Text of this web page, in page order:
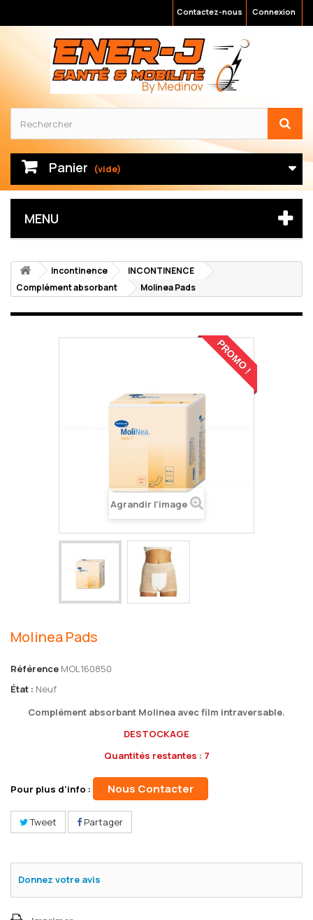
Connexion
Contactez-nous
Panier (vide)
MENU
Incontinence
INCONTINENCE
Complément absorbant
Molinea Pads
PROMO !
Agrandir l'image
Molinea Pads
Référence MOL160850
État : Neuf
Complément absorbant Molinea avec film intraversable.
DESTOCKAGE
Quantités restantes : 7
Pour plus d'info : Nous Contacter
Tweet Partager
Donnez votre avis